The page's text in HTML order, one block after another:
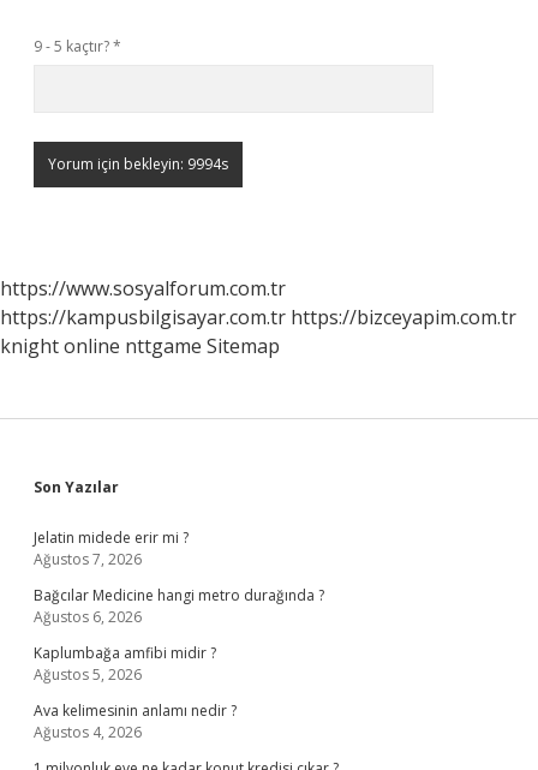
9 - 5 kaçtır?*
https://www.sosyalforum.com.tr
https://kampusbilgisayar.com.tr https://bizceyapim.com.tr
knight online nttgame Sitemap
Sidebar
Son Yazılar
Jelatin midede erir mi ?
Ağustos 7, 2026
Bağcılar Medicine hangi metro durağında ?
Ağustos 6, 2026
Kaplumbağa amfibi midir ?
Ağustos 5, 2026
Ava kelimesinin anlamı nedir ?
Ağustos 4, 2026